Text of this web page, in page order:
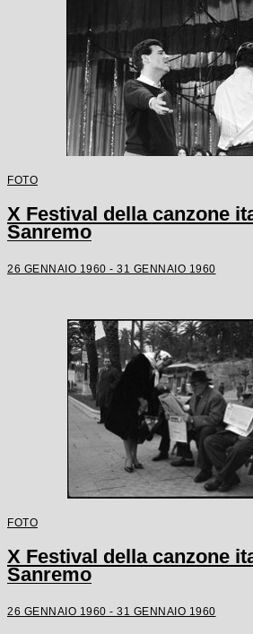
FOTO
X Festival della canzone
Sanremo
26 GENNAIO 1960 - 31 GENNAIO 1960
FOTO
X Festival della canzone
Sanremo
26 GENNAIO 1960 - 31 GENNAIO 1960